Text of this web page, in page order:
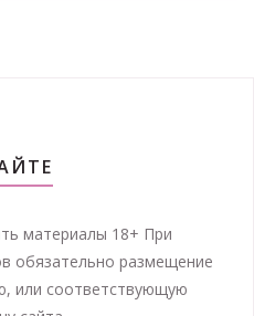
материалы 18+ При
обязательно размещение
или соответствующую